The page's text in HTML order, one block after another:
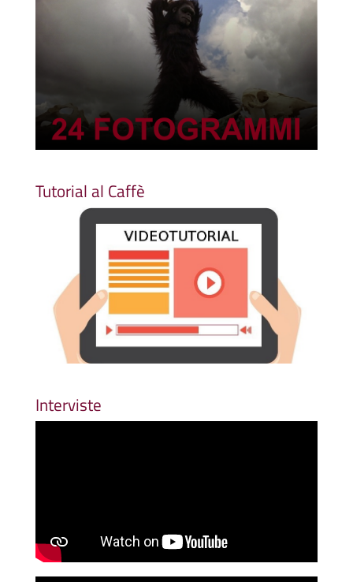
Tutorial al Caffè
Interviste